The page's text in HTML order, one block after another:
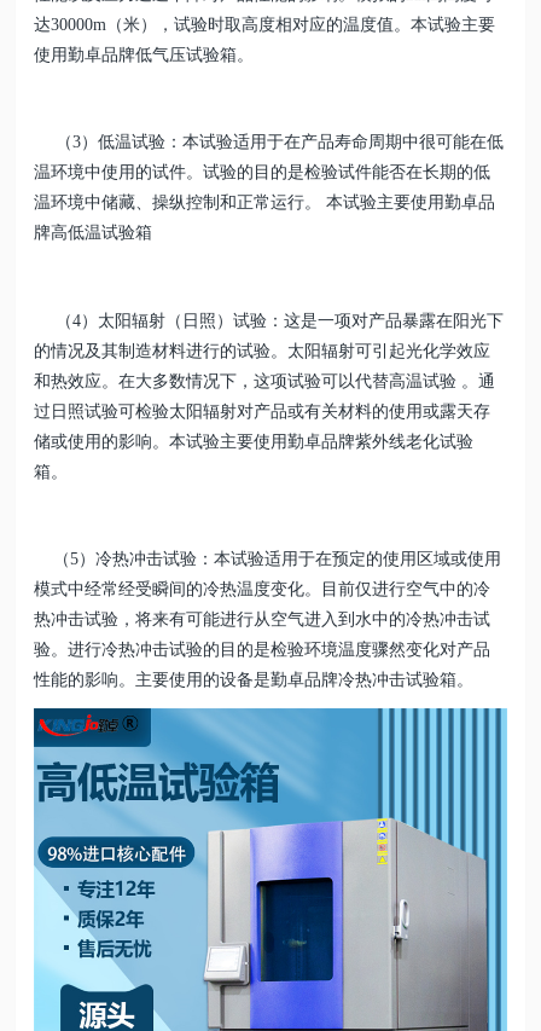
达30000m（米），试验时取高度相对应的温度值。本试验主要
使用勤卓品牌低气压试验箱。
（3）低温试验：本试验适用于在产品寿命周期中很可能在低
温环境中使用的试件。试验的目的是检验试件能否在长期的低
温环境中储藏、操纵控制和正常运行。 本试验主要使用勤卓品
牌高低温试验箱
（4）太阳辐射（日照）试验：这是一项对产品暴露在阳光下
的情况及其制造材料进行的试验。太阳辐射可引起光化学效应
和热效应。在大多数情况下，这项试验可以代替高温试验 。通
过日照试验可检验太阳辐射对产品或有关材料的使用或露天存
储或使用的影响。本试验主要使用勤卓品牌紫外线老化试验
箱。
（5）冷热冲击试验：本试验适用于在预定的使用区域或使用
模式中经常经受瞬间的冷热温度变化。目前仅进行空气中的冷
热冲击试验，将来有可能进行从空气进入到水中的冷热冲击试
验。进行冷热冲击试验的目的是检验环境温度骤然变化对产品
性能的影响。主要使用的设备是勤卓品牌冷热冲击试验箱。